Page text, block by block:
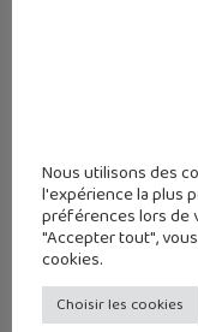
Le jeu
Nous utilisons des
l'expérience la plus
préférences lors de
"Accepter tout",
cookies.
Choisir les cookies